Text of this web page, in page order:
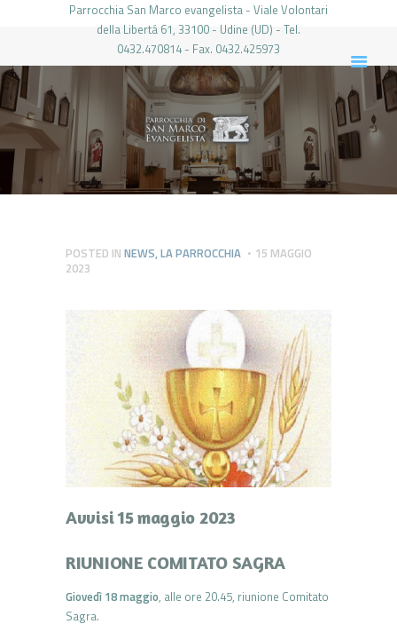
Parrocchia San Marco evangelista - Viale Volontari
della Libertá 61, 33100 - Udine (UD) - Tel.
0432.470814 - Fax. 0432.425973
PARROCCHIA DI SAN MARCO UDINE
HOME
LA PARROCCHIA
IL PARROCO
LE ATTIVITÀ
PIERABECH
FOTO E VIDEO
CONTATTI
LOGIN
POSTED IN NEWS,LA PARROCCHIA
15 MAGGIO
2023
Avvisi 15 maggio 2023
RIUNIONE COMITATO SAGRA
Giovedì 18 maggio, alle ore 20.45, riunione Comitato
Sagra.